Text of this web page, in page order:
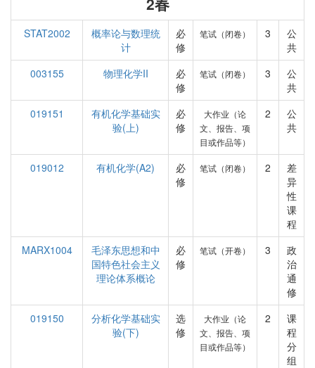
STAT2002
概率论与数理统
计
必
修
笔试（闭卷） 3
公
共
003155
物理化学II
必
修
笔试（闭卷） 3
公
共
019151
有机化学基础实
验(上)
必
修
大作业（论
文、报告、项
目或作品等）
2
公
共
019012 有机化学(A2)
必
修
笔试（闭卷） 2
差
异
性
课
程
MARX1004
毛泽东思想和中
国特色社会主义
理论体系概论
必
修
笔试（开卷） 3
政
治
通
修
019150
分析化学基础实
验(下)
选
修
大作业（论
文、报告、项
目或作品等）
2
课
程
分
组